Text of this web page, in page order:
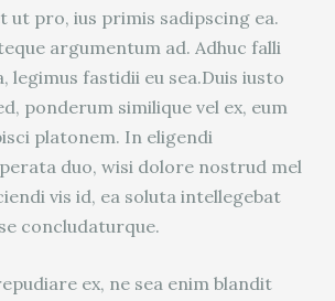
ut pro, ius primis sadipscing ea.
argumentum ad. Adhuc falli
legimus fastidii eu sea.Duis iusto
ponderum similique vel ex, eum
platonem. In eligendi
duo, wisi dolore nostrud mel
vis id, ea soluta intellegebat
concludaturque.
ex, ne sea enim blandit